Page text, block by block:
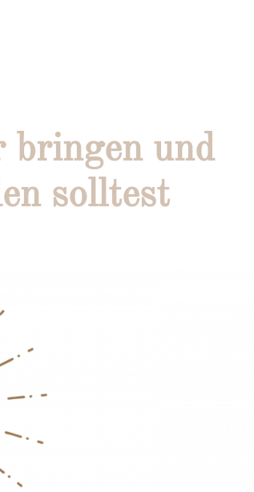
bringen und
solltest